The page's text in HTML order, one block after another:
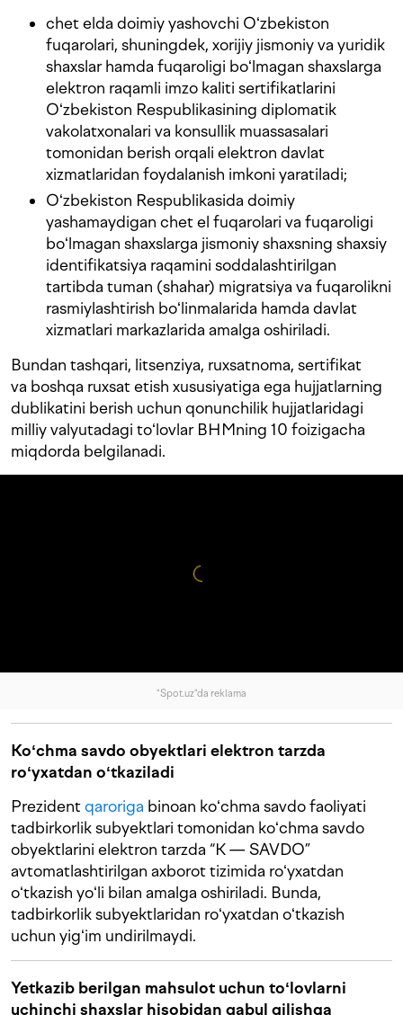
chet elda doimiy yashovchi Oʻzbekiston
fuqarolari, shuningdek, xorijiy jismoniy va yuridik
shaxslar hamda fuqaroligi boʻlmagan shaxslarga
elektron raqamli imzo kaliti sertifikatlarini
Oʻzbekiston Respublikasining diplomatik
vakolatxonalari va konsullik muassasalari
tomonidan berish orqali elektron davlat
xizmatlaridan foydalanish imkoni yaratiladi;
Oʻzbekiston Respublikasida doimiy
yashamaydigan chet el fuqarolari va fuqaroligi
boʻlmagan shaxslarga jismoniy shaxsning shaxsiy
identifikatsiya raqamini soddalashtirilgan
tartibda tuman (shahar) migratsiya va fuqarolikni
rasmiylashtirish boʻlinmalarida hamda davlat
xizmatlari markazlarida amalga oshiriladi.
Bundan tashqari, litsenziya, ruxsatnoma, sertifikat
va boshqa ruxsat etish xususiyatiga ega hujjatlarning
dublikatini berish uchun qonunchilik hujjatlaridagi
milliy valyutadagi toʻlovlar BHMning 10 foizigacha
miqdorda belgilanadi.
"Spot.uz"da reklama
Koʻchma savdo obyektlari elektron tarzda
roʻyxatdan oʻtkaziladi
Prezidentqaroriga binoan koʻchma savdo faoliyati
tadbirkorlik subyektlari tomonidan koʻchma savdo
obyektlarini elektron tarzda “K — SAVDO”
avtomatlashtirilgan axborot tizimida roʻyxatdan
oʻtkazish yoʻli bilan amalga oshiriladi. Bunda,
tadbirkorlik subyektlaridan roʻyxatdan oʻtkazish
uchun yigʻim undirilmaydi.
Yetkazib berilgan mahsulot uchun toʻlovlarni
uchinchi shaxslar hisobidan qabul qilishga